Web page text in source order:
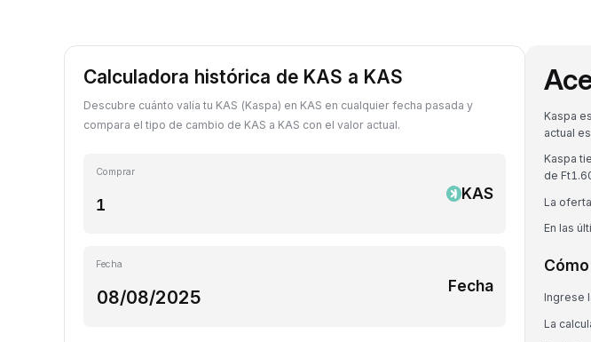
Calculadora histórica de KAS a KAS
Descubre cuánto valía tu KAS (Kaspa) en KAS en cualquier fecha pasada y
compara el tipo de cambio de KAS a KAS con el valor actual.
Comprar
KAS
Fecha
Fecha
Kaspa
actual
Kaspa
de
La
En las
Ingrese
La